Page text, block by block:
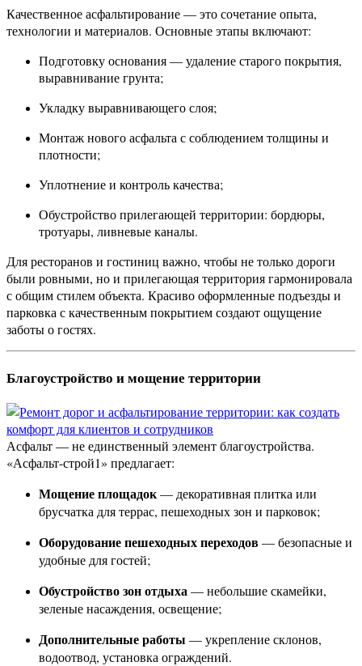
Качественное асфальтирование — это сочетание опыта,
технологии и материалов. Основные этапы включают:
Подготовку основания — удаление старого покрытия,
выравнивание грунта;
Укладку выравнивающего слоя;
Монтаж нового асфальта с соблюдением толщины и
плотности;
Уплотнение и контроль качества;
Обустройство прилегающей территории: бордюры,
тротуары, ливневые каналы.
Для ресторанов и гостиниц важно, чтобы не только дороги
были ровными, но и прилегающая территория гармонировала
с общим стилем объекта. Красиво оформленные подъезды и
парковка с качественным покрытием создают ощущение
заботы о гостях.
Благоустройство и мощение территории
Асфальт — не единственный элемент благоустройства.
«Асфальт-строй1» предлагает:
Мощение площадок— декоративная плитка или
брусчатка для террас, пешеходных зон и парковок;
Оборудование пешеходных переходов— безопасные и
удобные для гостей;
Обустройство зон отдыха— небольшие скамейки,
зеленые насаждения, освещение;
Дополнительные работы — укрепление склонов,
водоотвод, установка ограждений.